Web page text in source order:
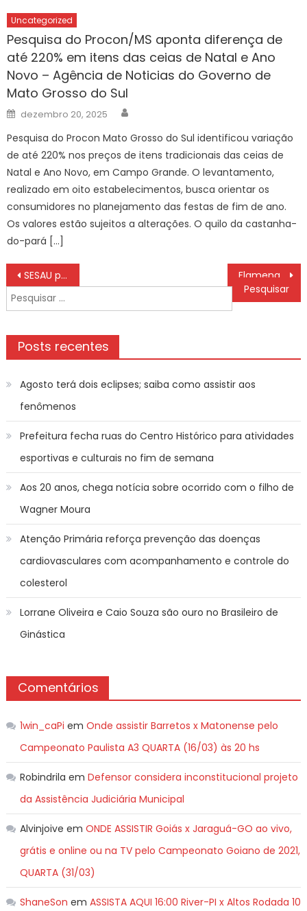
Uncategorized
Pesquisa do Procon/MS aponta diferença de
até 220% em itens das ceias de Natal e Ano
Novo – Agência de Noticias do Governo de
Mato Grosso do Sul
Posted
on
dezembro 20, 2025
Pesquisa do Procon Mato Grosso do Sul identificou variação
de até 220% nos preços de itens tradicionais das ceias de
Natal e Ano Novo, em Campo Grande. O levantamento,
realizado em oito estabelecimentos, busca orientar os
consumidores no planejamento das festas de fim de ano.
Os valores estão sujeitos a alterações. O quilo da castanha-
do-pará […]
Navegação
de
Post
SESAU promove ações educativas e serviços gratuitos no Shopping Bosque dos Ipês neste sábado – CGNotícias
Pesquisar
por:
Posts recentes
Agosto terá dois eclipses; saiba como assistir aos
fenômenos
Prefeitura fecha ruas do Centro Histórico para atividades
esportivas e culturais no fim de semana
Aos 20 anos, chega notícia sobre ocorrido com o filho de
Wagner Moura
Atenção Primária reforça prevenção das doenças
cardiovasculares com acompanhamento e controle do
colesterol
Lorrane Oliveira e Caio Souza são ouro no Brasileiro de
Ginástica
Comentários
1win_caPi em Onde assistir Barretos x Matonense pelo
Campeonato Paulista A3 QUARTA (16/03) às 20 hs
Robindrila em Defensor considera inconstitucional projeto
da Assistência Judiciária Municipal
Alvinjoive em ONDE ASSISTIR Goiás x Jaraguá-GO ao vivo,
grátis e online ou na TV pelo Campeonato Goiano de 2021,
QUARTA (31/03)
ShaneSon em ASSISTA AQUI 16:00 River-PI x Altos Rodada 10